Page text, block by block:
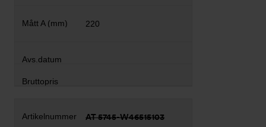
220
AT 5745-W46515103